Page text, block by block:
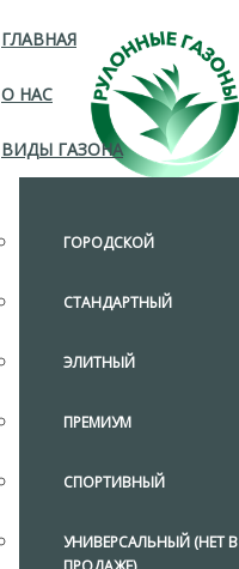
ГЛАВНАЯ
О НАС
ВИДЫ ГАЗОНА
ГОРОДСКОЙ
СТАНДАРТНЫЙ
ЭЛИТНЫЙ
ПРЕМИУМ
СПОРТИВНЫЙ
УНИВЕРСАЛЬНЫЙ (НЕТ В